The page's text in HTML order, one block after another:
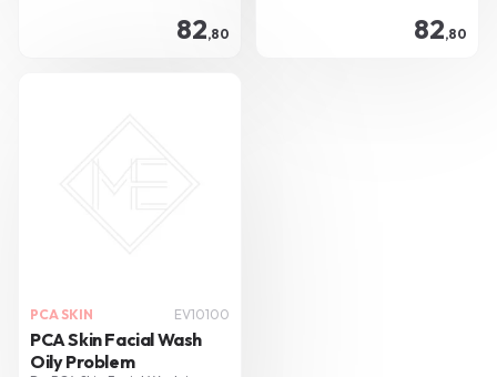
Gebruik wekelijks voor optimaal
82,80
huidverzorging maximaal 1 keer
82,80
PCA SKIN EV10100
PCA Skin Facial Wash
Oily Problem